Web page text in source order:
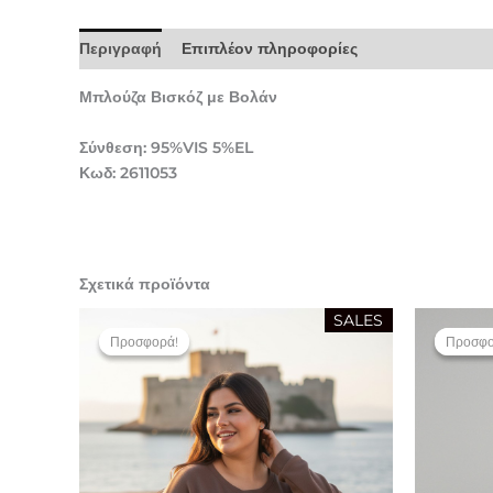
Περιγραφή Επιπλέον πληροφορίες
Μπλούζα Βισκόζ με Βολάν
Σύνθεση: 95%VIS 5%EL
Κωδ: 2611053
Σχετικά προϊόντα
Προσφορά!
SALES
Προσφορά!
was:
49,90 €.
τρέχουσα
25,00 €.